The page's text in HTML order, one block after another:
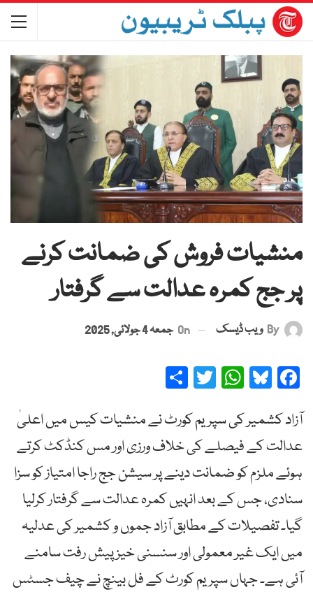
منشیات فروش کی ضمانت کرنے
پر جج کمرہ عدالت سے گرفتار
By ویب ڈیسک On جمعہ 4 جولائی, 2025
Facebook
Bluesky
WhatsApp
Twitter
آزاد کشمیر کی سپریم کورٹ نے منشیات کیس میں اعلیٰ
عدالت کے فیصلے کی خلاف ورزی اور مس کنڈکٹ کرتے
ہوئے ملزم کو ضمانت دینے پر سیشن جج راجا امتیاز کو سزا
سنادی، جس کے بعد انہیں کمرہ عدالت سے گرفتار کرلیا
گیا۔ تفصیلات کے مطابق آزاد جموں و کشمیر کی عدلیہ
میں ایک غیر معمولی اور سنسنی خیز پیش رفت سامنے
آئی ہے۔ جہاں سپریم کورٹ کے فل بینچ نے چیف جسٹس